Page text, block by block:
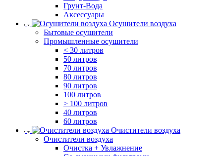
Грунт-Вода
Аксессуары
Осушители воздуха
Бытовые осушители
Промышленные осушители
< 30 литров
50 литров
70 литров
80 литров
90 литров
100 литров
> 100 литров
40 литров
60 литров
Очистители воздуха
Очистители воздуха
Очистка + Увлажнение